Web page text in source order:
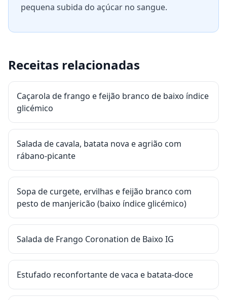
pequena subida do açúcar no sangue.
Receitas relacionadas
Caçarola de frango e feijão branco de baixo índice
glicémico
Salada de cavala, batata nova e agrião com
rábano-picante
Sopa de curgete, ervilhas e feijão branco com
pesto de manjericão (baixo índice glicémico)
Salada de Frango Coronation de Baixo IG
Estufado reconfortante de vaca e batata-doce